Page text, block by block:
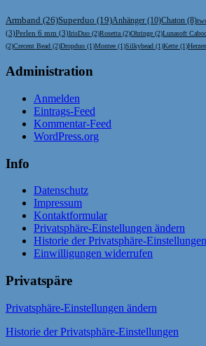
Armband (26)Superduo (19)Anhänger (10)Chaton (8)
(3)Perlen 6 mm (3)IrisDuo (2)Rosetta (2)Ohringe (2)Lunasoft
(2)Crecent Bead (2)Dropduo (1)Montee (1)Silkybead (1)Kette (1)Herzen
Administration
Anmelden
Eintrags-Feed
Kommentar-Feed
WordPress.org
Info
Datenschutz
Impressum
Kontaktformular
Privatsphäre-Einstellungen ändern
Historie der Privatsphäre-Einstellungen
Einwilligungen widerrufen
Privatspäre
Privatsphäre-Einstellungen ändern
Historie der Privatsphäre-Einstellungen